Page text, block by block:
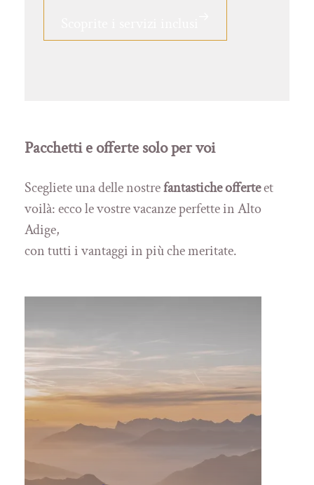
Pacchetti e offerte solo per voi
Scegliete una delle nostrefantastiche offerteet
voilà: ecco le vostre vacanze perfette in Alto
Adige,
con tutti i vantaggi in più che meritate.